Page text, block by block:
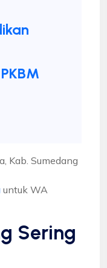
Kab. Sumedang
untuk WA
Sering